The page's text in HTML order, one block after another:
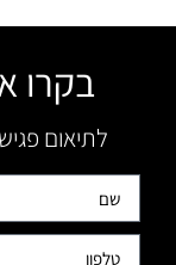
בקרו
לתיאום